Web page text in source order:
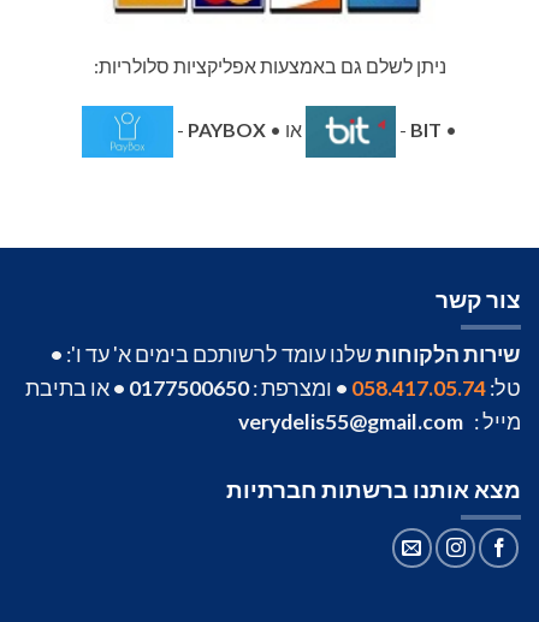
ניתן לשלם גם באמצעות אפליקציות סלולריות:
•
BIT
- או •PAYBOX
-
צור קשר
שירות הלקוחותשלנו עומד לרשותכם בימים א' עד ו': •
טל:058.417.05.74
• ומצרפת :0177500650
•או בתיבת
מייל : verydelis55@gmail.com
מצא אותנו ברשתות חברתיות